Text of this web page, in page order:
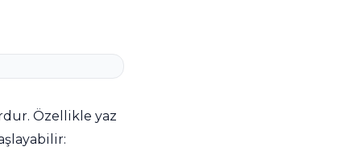
Özellikle yaz